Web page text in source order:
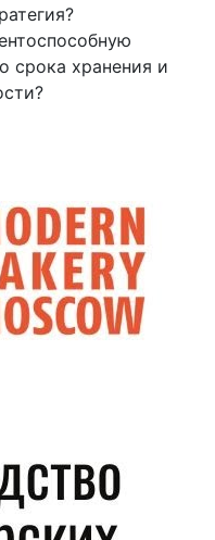
срока хранения и